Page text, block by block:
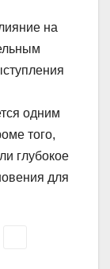
на
одним
того,
глубокое
для